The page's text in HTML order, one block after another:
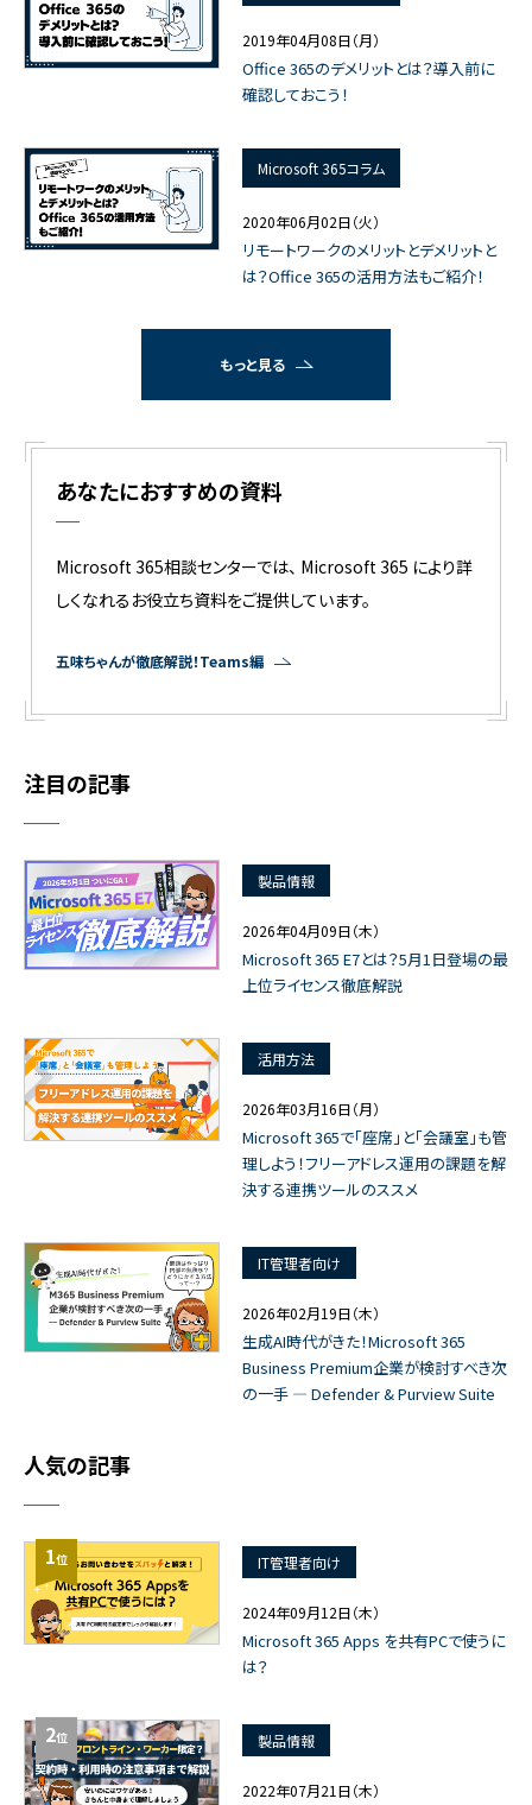
2019年04月08日（月）
Office 365のデメリットとは？導入前に
確認しておこう！
Microsoft 365コラム
2020年06月02日（火）
リモートワークのメリットとデメリットと
は？Office 365の活用方法もご紹介！
もっと見る
あなたにおすすめの資料
Microsoft 365相談センターでは、 Microsoft 365 により詳
しくなれるお役立ち資料をご提供しています。
五味ちゃんが徹底解説！Teams編
注目の記事
製品情報
2026年04月09日（木）
Microsoft 365 E7とは？5月1日登場の最
上位ライセンス徹底解説
活用方法
2026年03月16日（月）
Microsoft 365で「座席」と「会議室」も管
理しよう！フリーアドレス運用の課題を解
決する連携ツールのススメ
IT管理者向け
2026年02月19日（木）
生成AI時代がきた！Microsoft 365
Business Premium企業が検討すべき次
の一手 ― Defender & Purview Suite
人気の記事
1位 IT管理者向け
2024年09月12日（木）
Microsoft 365 Apps を共有PCで使うに
は？
2位 製品情報
2022年07月21日（木）